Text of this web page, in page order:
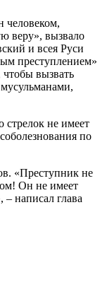
веру», вызвало
и всея Руси
преступлением»
чтобы вызвать
стрелок не имеет
по
«Преступник не
Он не имеет
написал глава